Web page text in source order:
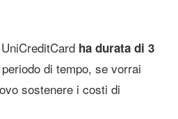
ha durata di 3
di tempo, se vorrai
sostenere i costi di